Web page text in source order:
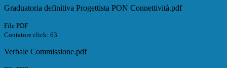
Graduatoria definitiva Progettista PON Connettività.pdf
File PDF
Contatore click: 63
Verbale Commissione.pdf